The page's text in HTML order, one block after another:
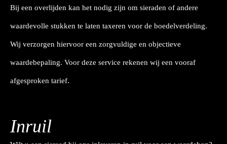
Bij een overlijden kan het nodig zijn om sieraden of andere
waardevolle stukken te laten taxeren voor de boedelverdeling.
Wij verzorgen hiervoor een zorgvuldige en objectieve
waardebepaling. Voor deze service rekenen wij een vooraf
afgesproken tarief.
Inruil